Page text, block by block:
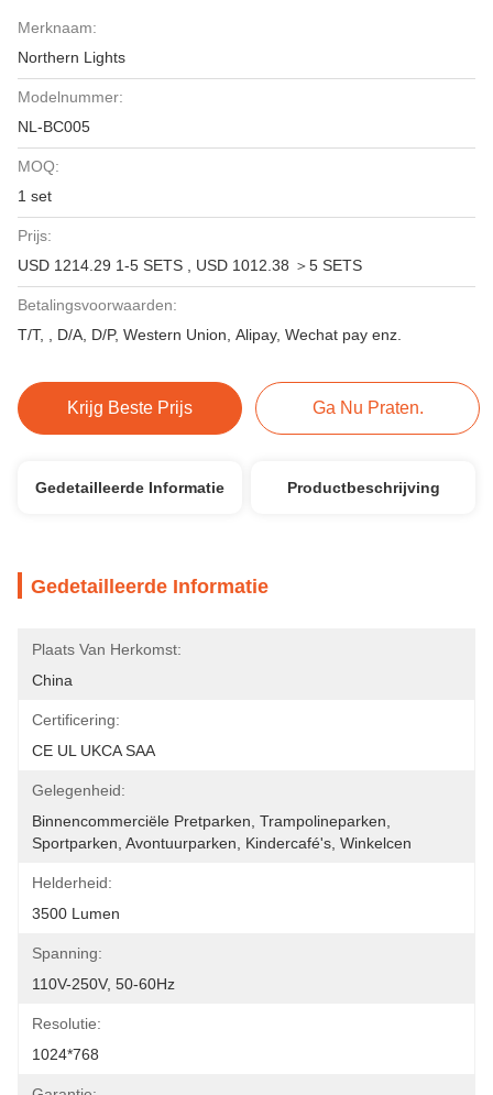
Merknaam:
Northern Lights
Modelnummer:
NL-BC005
MOQ:
1 set
Prijs:
USD 1214.29 1-5 SETS , USD 1012.38 ＞5 SETS
Betalingsvoorwaarden:
T/T, , D/A, D/P, Western Union, Alipay, Wechat pay enz.
Krijg Beste Prijs Ga Nu Praten.
Gedetailleerde Informatie Productbeschrijving
Gedetailleerde Informatie
Plaats Van Herkomst:
China
Certificering:
CE UL UKCA SAA
Gelegenheid:
Binnencommerciële Pretparken, Trampolineparken,
Sportparken, Avontuurparken, Kindercafé's, Winkelcen
Helderheid:
3500 Lumen
Spanning:
110V-250V, 50-60Hz
Resolutie:
1024*768